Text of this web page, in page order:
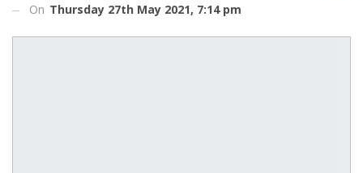
On Thursday 27th May 2021, 7:14 pm